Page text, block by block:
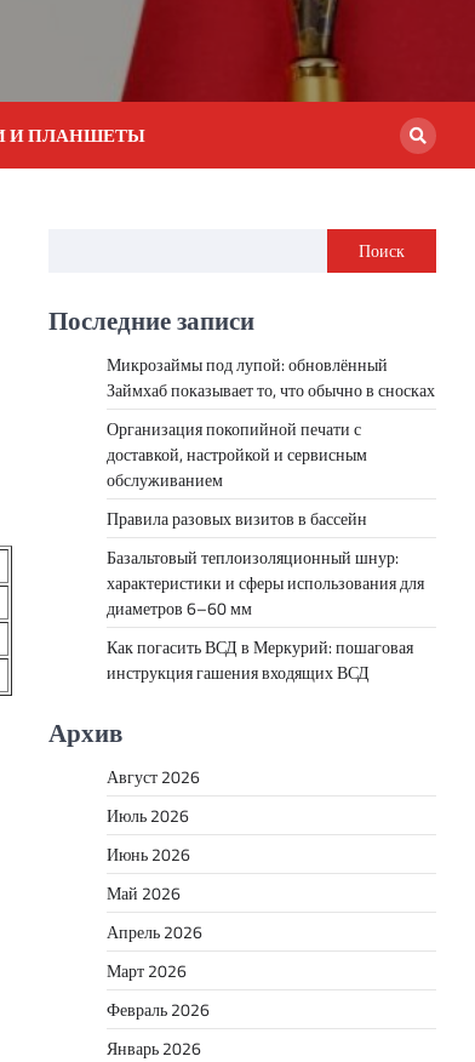
И ПЛАНШЕТЫ
Поиск
Последние записи
Микрозаймы под лупой: обновлённый
Займхаб показывает то, что обычно в сносках
Организация покопийной печати с
доставкой, настройкой и сервисным
обслуживанием
Правила разовых визитов в бассейн
Базальтовый теплоизоляционный шнур:
характеристики и сферы использования для
диаметров 6–60 мм
Как погасить ВСД в Меркурий: пошаговая
инструкция гашения входящих ВСД
Архив
Август 2026
Июль 2026
Июнь 2026
Май 2026
Апрель 2026
Март 2026
Февраль 2026
Январь 2026